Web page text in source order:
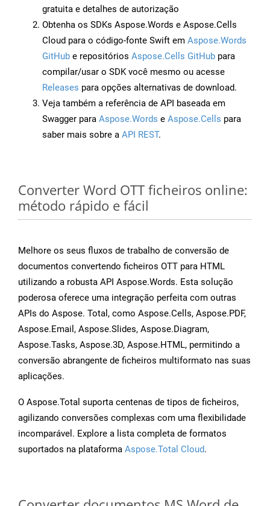
gratuita e detalhes de autorização
Obtenha os SDKs Aspose.Words e Aspose.Cells
Cloud para o código-fonte Swift em Aspose.Words
GitHub e repositórios Aspose.Cells GitHub para
compilar/usar o SDK você mesmo ou acesse
Releases para opções alternativas de download.
Veja também a referência de API baseada em
Swagger para Aspose.Words e Aspose.Cells para
saber mais sobre a API REST.
Converter Word OTT ficheiros online:
método rápido e fácil
Melhore os seus fluxos de trabalho de conversão de
documentos convertendo ficheiros OTT para HTML
utilizando a robusta API Aspose.Words. Esta solução
poderosa oferece uma integração perfeita com outras
APIs do Aspose. Total, como Aspose.Cells, Aspose.PDF,
Aspose.Email, Aspose.Slides, Aspose.Diagram,
Aspose.Tasks, Aspose.3D, Aspose.HTML, permitindo a
conversão abrangente de ficheiros multiformato nas suas
aplicações.
O Aspose.Total suporta centenas de tipos de ficheiros,
agilizando conversões complexas com uma flexibilidade
incomparável. Explore a lista completa de formatos
suportados na plataforma Aspose.Total Cloud.